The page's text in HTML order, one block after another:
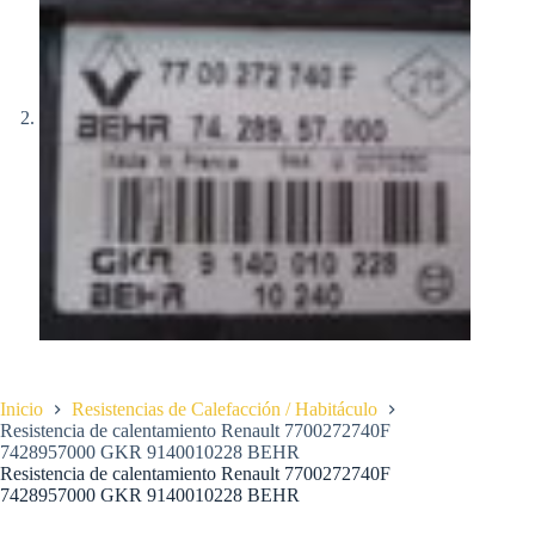
Inicio
Resistencias de Calefacción / Habitáculo
Resistencia de calentamiento Renault 7700272740F
7428957000 GKR 9140010228 BEHR
Resistencia de calentamiento Renault 7700272740F
7428957000 GKR 9140010228 BEHR